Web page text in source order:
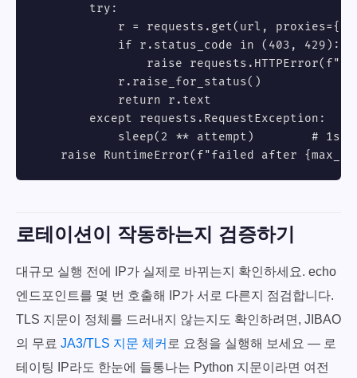
        try:
r = requests.get(url,
            if r.status_code in (403, 429):
raise
            r.raise_for_status()
            return r.text
        except requests.RequestException:
sleep(2 ** attempt)        # 1s,
raise RuntimeError(f"failed after
로테이션이 작동하는지 검증하기
대규모 실행 전에 IP가 실제로 바뀌는지 확인하세요. echo
엔드포인트를 몇 번 호출해 IP가 서로 다른지 점검합니다.
TLS 지문이 정체를 드러내지 않는지도 확인하려면, JIBAO
의 무료 JA3/TLS 지문 체커 로 요청을 실행해 보세요 — 로
테이팅 IP라도 한눈에 들통나는 Python 지문이라면 여전